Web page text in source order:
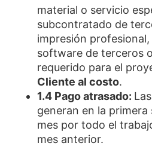
material o servicio
subcontratado de
impresión
software de terceros
requerido para el
Cliente al costo.
1.4 Pago atrasado:
generan en la primera
mes por todo el
mes anterior.